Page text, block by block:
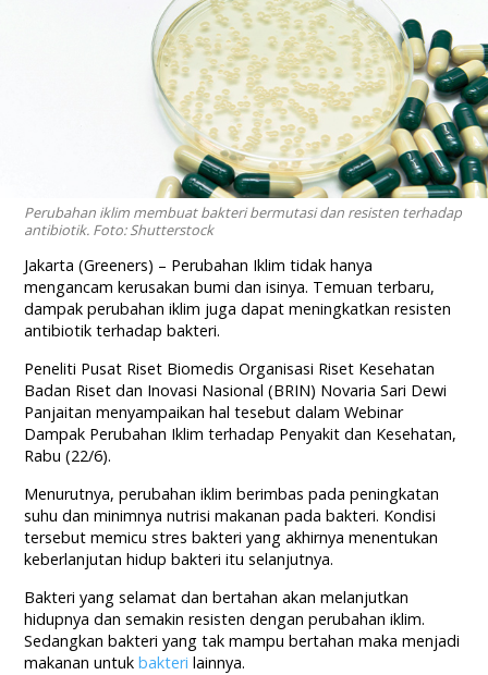
Perubahan iklim membuat bakteri bermutasi dan resisten terhadap
antibiotik. Foto: Shutterstock
Jakarta (Greeners) – Perubahan Iklim tidak hanya
mengancam kerusakan bumi dan isinya. Temuan terbaru,
dampak perubahan iklim juga dapat meningkatkan resisten
antibiotik terhadap bakteri.
Peneliti Pusat Riset Biomedis Organisasi Riset Kesehatan
Badan Riset dan Inovasi Nasional (BRIN) Novaria Sari Dewi
Panjaitan menyampaikan hal tesebut dalam Webinar
Dampak Perubahan Iklim terhadap Penyakit dan Kesehatan,
Rabu (22/6).
Menurutnya, perubahan iklim berimbas pada peningkatan
suhu dan minimnya nutrisi makanan pada bakteri. Kondisi
tersebut memicu stres bakteri yang akhirnya menentukan
keberlanjutan hidup bakteri itu selanjutnya.
Bakteri yang selamat dan bertahan akan melanjutkan
hidupnya dan semakin resisten dengan perubahan iklim.
Sedangkan bakteri yang tak mampu bertahan maka menjadi
makanan untuk bakteri lainnya.